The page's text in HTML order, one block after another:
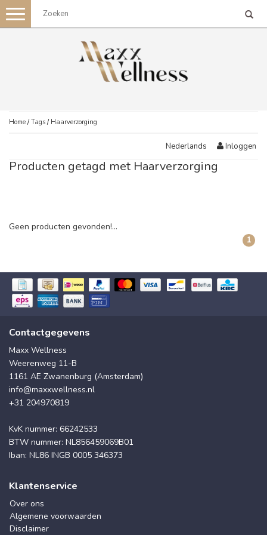
Toggle
navigation
Home /Tags / Haarverzorging
Nederlands Inloggen
Producten getagd met Haarverzorging
Geen producten gevonden!...
1
Contactgegevens
Maxx Wellness
Weerenweg 11-B
1161 AE Zwanenburg (Amsterdam)
info@maxxwellness.nl
+31 204970819
KvK nummer: 66242533
BTW nummer: NL856459069B01
Iban: NL86 INGB 0005 346373
Klantenservice
Over ons
Algemene voorwaarden
Disclaimer